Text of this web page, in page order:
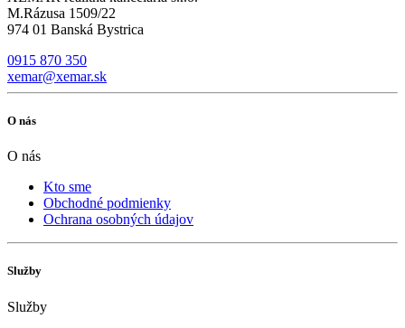
M.Rázusa 1509/22
974 01 Banská Bystrica
0915 870 350
xemar@xemar.sk
O nás
O nás
Kto sme
Obchodné podmienky
Ochrana osobných údajov
Služby
Služby